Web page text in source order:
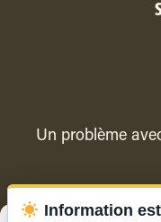
Un problème
Information